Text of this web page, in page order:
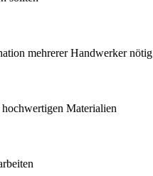
mehrerer Handwerker nötig
Materialien